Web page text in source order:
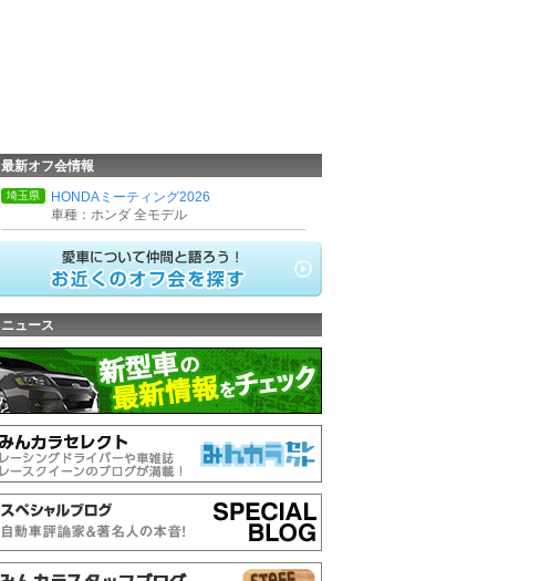
最新オフ会情報
埼玉県
HONDAミーティング2026
車種：ホンダ 全モデル
ニュース